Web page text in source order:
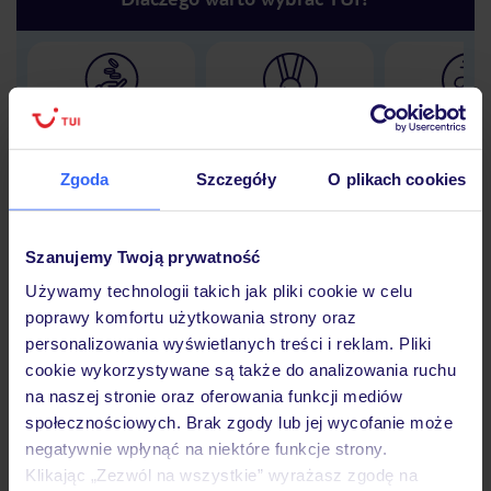
Zgoda Szczegóły O plikach cookies
Szanujemy Twoją prywatność
Używamy technologii takich jak pliki cookie w celu
poprawy komfortu użytkowania strony oraz
personalizowania wyświetlanych treści i reklam. Pliki
cookie wykorzystywane są także do analizowania ruchu
na naszej stronie oraz oferowania funkcji mediów
społecznościowych. Brak zgody lub jej wycofanie może
negatywnie wpłynąć na niektóre funkcje strony.
Klikając „Zezwól na wszystkie” wyrażasz zgodę na
Lider niskich cen 30 lat w
Hotel
Opinie
Pokoje